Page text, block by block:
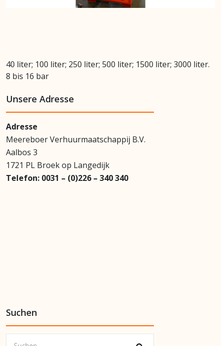
40 liter; 100 liter; 250 liter; 500 liter; 1500 liter; 3000 liter.
8 bis 16 bar
Unsere Adresse
Adresse
Meereboer Verhuurmaatschappij B.V.
Aalbos 3
1721 PL Broek op Langedijk
Telefon: 0031 – (0)226 – 340 340
Suchen